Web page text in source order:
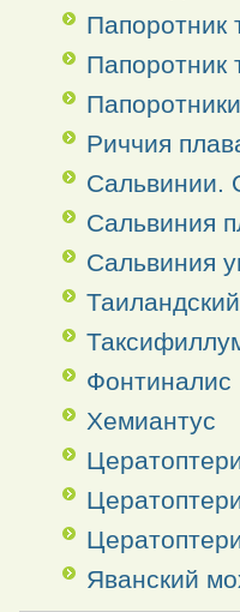
Папоротник
Папоротник
Риччия
Сальвинии.
Сальвиния
Сальвиния
Фонтиналис
Хемиантус
Яванский